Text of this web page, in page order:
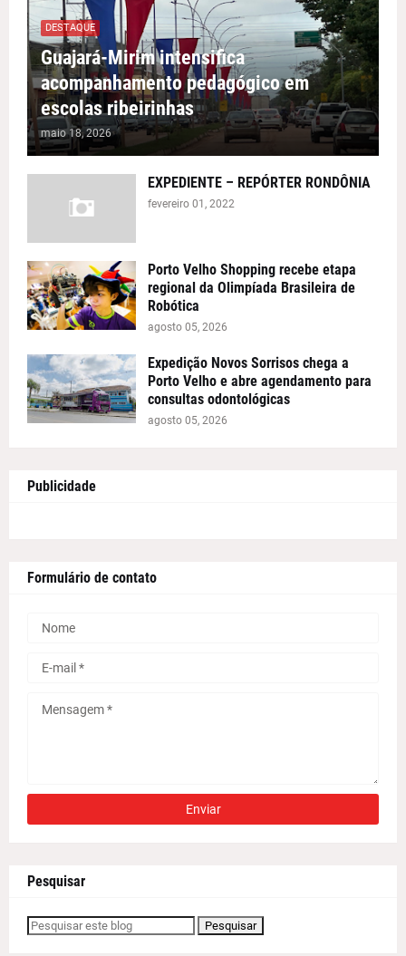
DESTAQUE
Guajará-Mirim intensifica
acompanhamento pedagógico em
escolas ribeirinhas
maio 18, 2026
EXPEDIENTE – REPÓRTER RONDÔNIA
fevereiro 01, 2022
Porto Velho Shopping recebe etapa
regional da Olimpíada Brasileira de
Robótica
agosto 05, 2026
Expedição Novos Sorrisos chega a
Porto Velho e abre agendamento para
consultas odontológicas
agosto 05, 2026
Publicidade
Formulário de contato
Pesquisar